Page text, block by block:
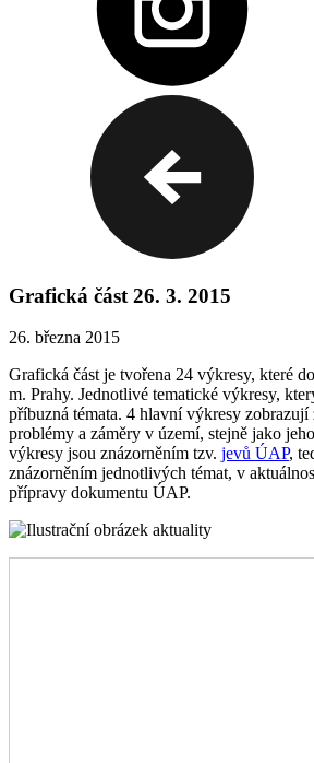
Grafická část 26. 3. 2015
26. března 2015
Grafická část je tvořena 24 výkresy, které
m. Prahy. Jednotlivé tematické výkresy,
příbuzná témata. 4 hlavní výkresy zobrazují
problémy a záměry v území, stejně jako
výkresy jsou znázorněním tzv. jevů ÚAP,
znázorněním jednotlivých témat, v
přípravy dokumentu ÚAP.